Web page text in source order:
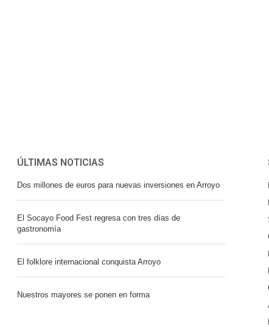
ÚLTIMAS NOTICIAS
Dos millones de euros para nuevas inversiones en Arroyo
El Socayo Food Fest regresa con tres días de
gastronomía
El folklore internacional conquista Arroyo
Nuestros mayores se ponen en forma